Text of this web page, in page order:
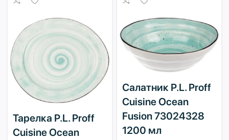
Тарелка P.L. Proff
Cuisine Ocean
Салатник P.L. Proff
Cuisine Ocean
Fusion 73024328
1200 мл